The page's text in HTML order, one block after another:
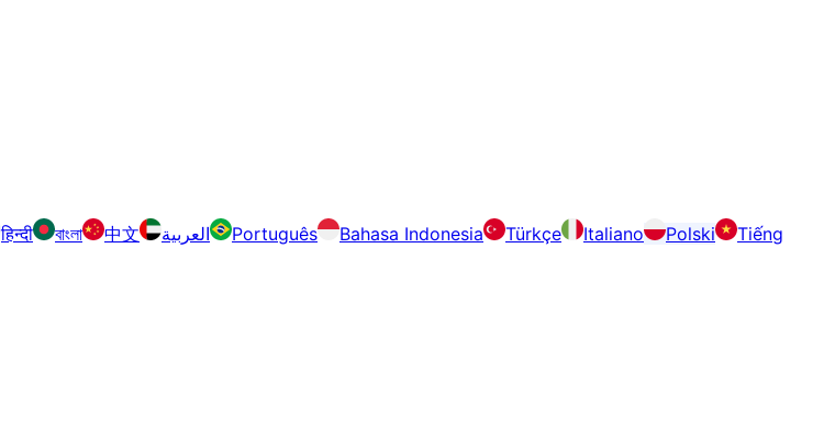
हिन्दी বাংলা 中文 العربية Português Bahasa Indonesia Türkçe Italiano Polski
Tiếng